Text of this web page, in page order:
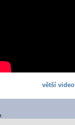
větší video